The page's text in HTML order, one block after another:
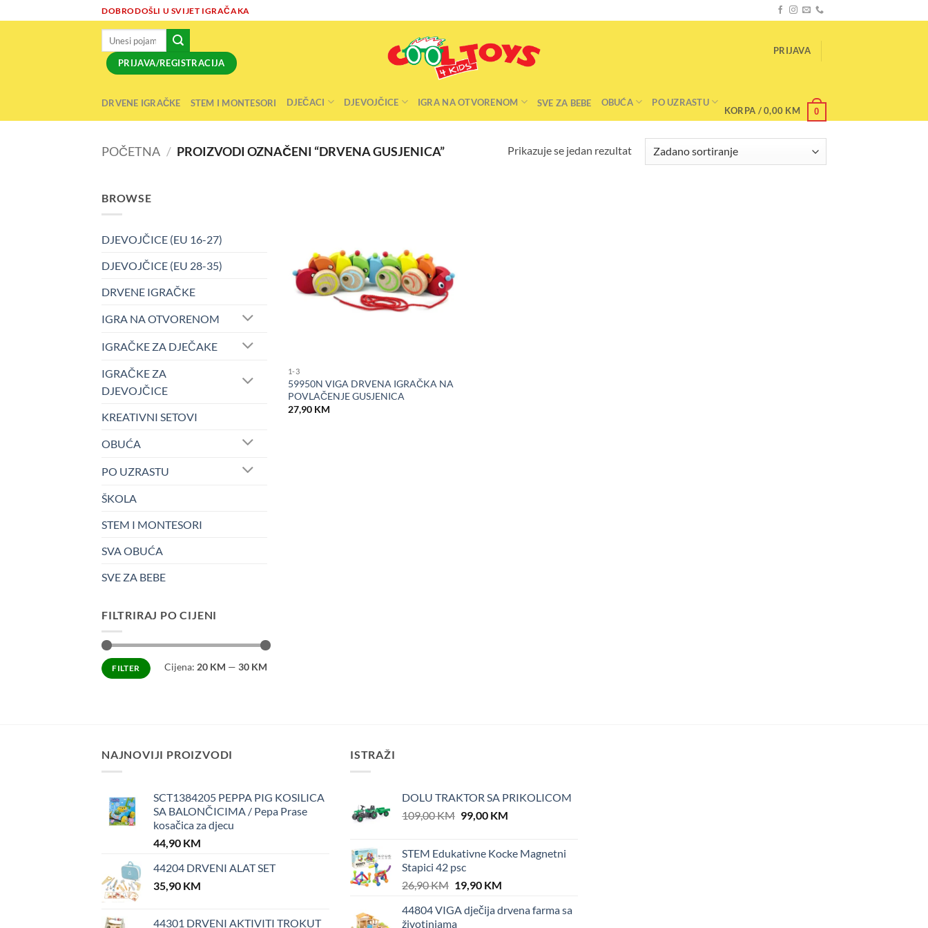
to
DOBRODOŠLI U SVIJET IGRAČAKA
PRIJAVA/REGISTRACIJA
PRIJAVA
KORPA /0,00 KM 0
DRVENE IGRAČKE STEM I MONTESORI DJEČACI DJEVOJČICE IGRA NA OTVORENOM SVE ZA BEBE OBUĆA PO UZRASTU
POČETNA / PROIZVODI OZNAČENI “DRVENA GUSJENICA” Prikazuje se jedan rezultat
BROWSE
DJEVOJČICE (EU 16-27)
DJEVOJČICE (EU 28-35)
DRVENE IGRAČKE
IGRA NA OTVORENOM
IGRAČKE ZA DJEČAKE
IGRAČKE ZA
DJEVOJČICE
KREATIVNI SETOVI
OBUĆA
PO UZRASTU
ŠKOLA
STEM I MONTESORI
SVA OBUĆA
SVE ZA BEBE
FILTRIRAJ PO CIJENI
Minimalna
cijena
Maksimalna
cijenaFILTER Cijena: 20 KM — 30 KM
1-3
59950N VIGA DRVENA IGRAČKA NA
POVLAČENJE GUSJENICA
27,90 KM
NAJNOVIJI PROIZVODI
SCT1384205 PEPPA PIG KOSILICA
SA BALONČICIMA / Pepa Prase
kosačica za djecu
44,90 KM
44204 DRVENI ALAT SET
35,90 KM
44301 DRVENI AKTIVITI TROKUT
ISTRAŽI
DOLU TRAKTOR SA PRIKOLICOM
109,00KM Original
109,00 KM.
99,00 KMCurrent
99,00 KM.
STEM Edukativne Kocke Magnetni
Stapici 42 psc
26,90KM Original
was:
19,90 KMCurrent
is:
44804 VIGA dječija drvena farma sa
životinjama